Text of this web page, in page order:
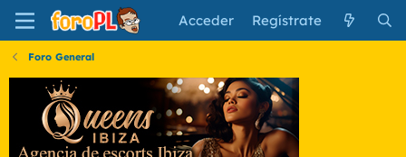
Acceder Regístrate
Foro General